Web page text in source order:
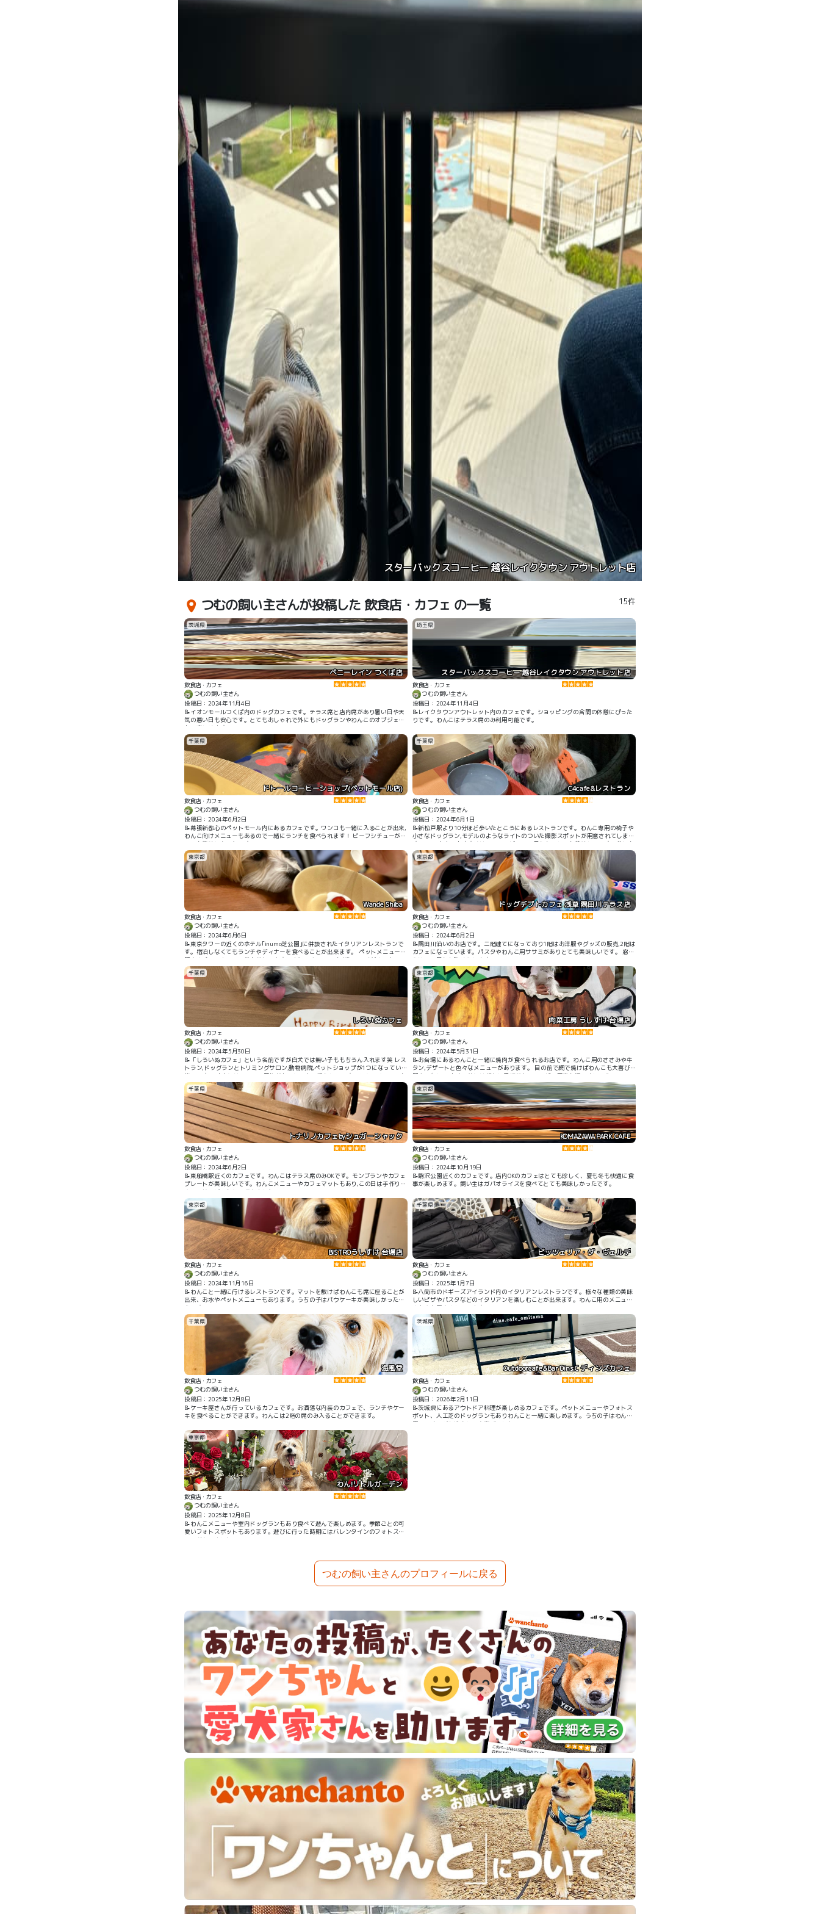
ドトールコーヒーショップ(ペットモール店)
つむの飼い主さんが投稿した 飲食店・カフェ の一覧 15件
茨城県
ペニーレイン つくば店
飲食店・カフェ
つむの飼い主さん
投稿日：2024年11月4日
📝イオンモールつくば内のドッグカフェです。テラス席と店内席があり暑い日や天
気の悪い日も安心です。とてもおしゃれで外にもドッグランやわんこのオブジェが
あり楽しめます。
埼玉県
スターバックスコーヒー 越谷レイクタウン アウトレット店
飲食店・カフェ
つむの飼い主さん
投稿日：2024年11月4日
📝レイクタウンアウトレット内のカフェです。ショッピングの合間の休憩にぴった
りです。わんこはテラス席のみ利用可能です。
千葉県
ドトールコーヒーショップ(ペットモール店)
飲食店・カフェ
つむの飼い主さん
投稿日：2024年6月2日
📝幕張新都心のペットモール内にあるカフェです。ワンコも一緒に入ることが出来,
わんこ向けメニューもあるので一緒にランチを食べられます！ ビーフシチューがと
っても美味しかったです！！
千葉県
C4cafe&レストラン
飲食店・カフェ
つむの飼い主さん
投稿日：2024年6月1日
📝新松戸駅より10分ほど歩いたところにあるレストランです。わんこ専用の椅子や
小さなドッグラン,モデルのようなライトのついた撮影スポットが用意されてしま
す。 このお店のおすすめはローストビーフ！柔らかでとても美味しいです。他にも
カレーやパスタなど様々なお料理があります。
東京都
Wande Shiba
飲食店・カフェ
つむの飼い主さん
投稿日：2024年6月6日
📝東京タワーの近くのホテル｢inumo芝公園｣に併設されたイタリアンレストランで
す。宿泊しなくてもランチやディナーを食べることが出来ます。 ペットメニューの
販売やペットカートの貸出があります。また,スタッフの方が撫でてくださったり,
相性の悪いわんこ同士は別の席に案内してくださったりととても配慮して下さり安
心してお食事を楽しめました。
東京都
ドッグデプトカフェ 浅草 隅田川テラス店
飲食店・カフェ
つむの飼い主さん
投稿日：2024年6月2日
📝隅田川沿いのお店です。二階建てになっており1階はお洋服やグッズの販売,2階は
カフェになっています。パスタやわんこ用ササミがありとても美味しいです。 窓か
らは川の景色を眺められます。
千葉県
しろいぬカフェ
飲食店・カフェ
つむの飼い主さん
投稿日：2024年5月30日
📝「しろいぬカフェ」という名前ですが白犬では無い子ももちろん入れます笑 レス
トラン,ドッグランとトリミングサロン,動物病院,ペットショップが1つになっている
施設です。 店内にはワンコの置物がありとても可愛らしいです。わんこメニューも
飼い主用メニューもどちらもとても美味しいです。更に土日等にはうちの子ラテが
販売されます。ふわふわクリームで作られたラテは可愛いので絶対頼むべきです。
テイクアウトもできるのでお出かけが苦手な子も楽しめます。
東京都
肉菜工房 うしすけ 台場店
飲食店・カフェ
つむの飼い主さん
投稿日：2024年5月31日
📝お台場にあるわんこと一緒に焼肉が食べられるお店です。わんこ用のささみや牛
タン,デザートと色々なメニューがあります。 目の前で網で焼けばわんこも大喜び
間違いなし！ お店の前には顔出し看板があるのでぜひ写真も撮りましょう！
千葉県
トナリノカフェbyシュガーシャック
飲食店・カフェ
つむの飼い主さん
投稿日：2024年6月2日
📝東船橋駅近くのカフェです。わんこはテラス席のみOKです。モンブランやカフェ
プレートが美味しいです。わんこメニューやカフェマットもあり,この日は手作りお
やつのサービスもして頂きました！
東京都
KOMAZAWA PARK CAFE
飲食店・カフェ
つむの飼い主さん
投稿日：2024年10月19日
📝駒沢公園近くのカフェです。店内OKのカフェはとても珍しく、夏も冬も快適に食
事が楽しめます。飼い主はガパオライスを食べてとても美味しかったです。
東京都
BISTROうしすけ 台場店
飲食店・カフェ
つむの飼い主さん
投稿日：2024年11月16日
📝わんこと一緒に行けるレストランです。マットを敷けばわんこも席に座ることが
出来、お水やペットメニューもあります。うちの子はパウケーキが美味しかったよ
うです。
千葉県
ピッツェリア・ダ・ヴェルデ
飲食店・カフェ
つむの飼い主さん
投稿日：2025年1月7日
📝八街市のドギーズアイランド内のイタリアンレストランです。様々な種類の美味
しいピザやパスタなどのイタリアンを楽しむことが出来ます。わんこ用のメニュー
やお水も用意されています。
千葉県
海風堂
飲食店・カフェ
つむの飼い主さん
投稿日：2025年12月8日
📝ケーキ屋さんが行っているカフェです。お洒落な内装のカフェで、ランチやケー
キを食べることができます。わんこは2階の席のみ入ることができます。
茨城県
Outdoorcafe&Bar Dins.C ディンズカフェ
飲食店・カフェ
つむの飼い主さん
投稿日：2026年2月11日
📝茨城県にあるアウトドア料理が楽しめるカフェです。ペットメニューやフォトス
ポット、人工芝のドッグランもありわんこと一緒に楽しめます。うちの子はわんこ
用ハンバーグを注文して大喜びでした！
東京都
わん!リトルガーデン
飲食店・カフェ
つむの飼い主さん
投稿日：2025年12月8日
📝わんこメニューや室内ドッグランもあり食べて遊んで楽しめます。季節ごとの可
愛いフォトスポットもあります。遊びに行った時期にはバレンタインのフォトスポ
ットがありました。
つむの飼い主さんのプロフィールに戻る